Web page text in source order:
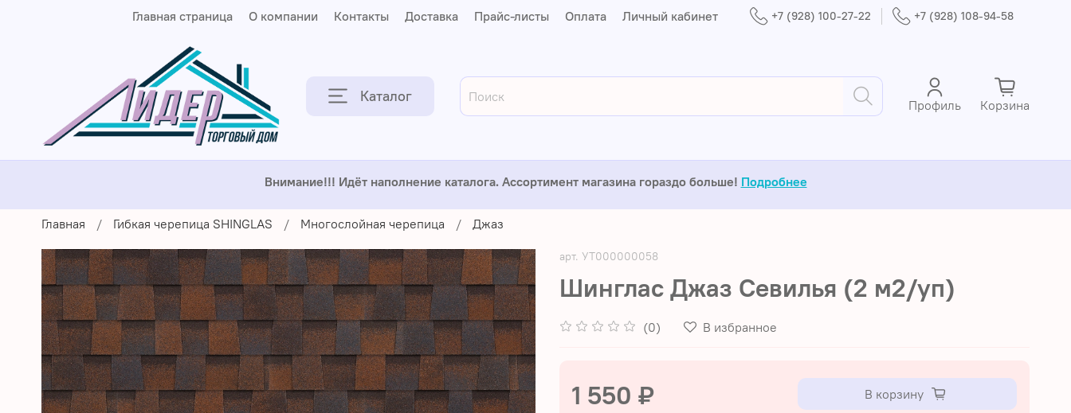
Главная страница О компании Контакты Доставка Прайс-листы Оплата Личный кабинет +7 (928) 100-27-22 +7 (928) 108-94-58
Каталог Профиль Корзина
Внимание!!! Идёт наполнение каталога. Ассортимент магазина гораздо больше! Подробнее
Главная Гибкая черепица SHINGLAS Многослойная черепица Джаз
арт. УТ000000058
Шинглас Джаз Севилья (2 м2/уп)
(0) В избранное
1 550 ₽ В корзину